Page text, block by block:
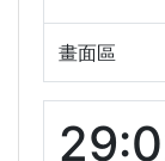
畫面區